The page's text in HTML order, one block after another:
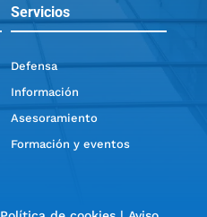
Servicios
Defensa
Información
Asesoramiento
Formación y eventos